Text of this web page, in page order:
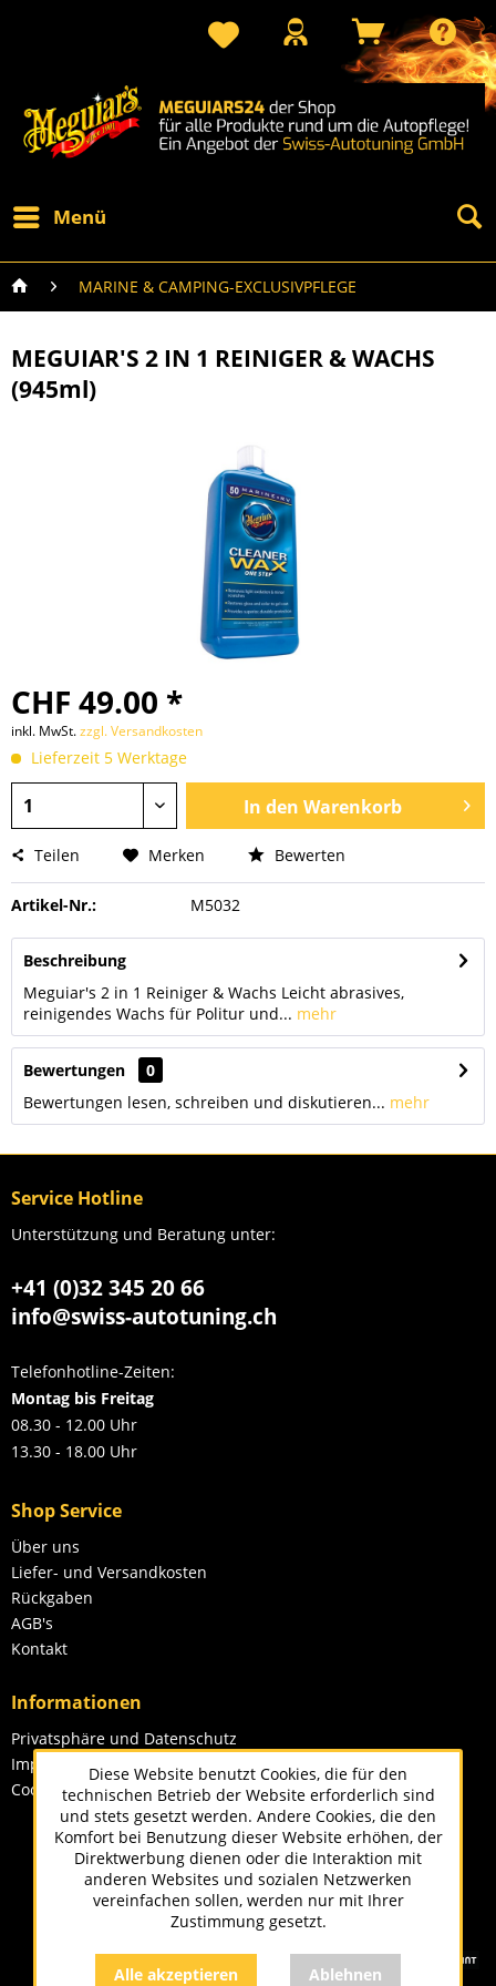
Menü
MARINE & CAMPING-EXCLUSIVPFLEGE
MEGUIAR'S 2 IN 1 REINIGER & WACHS
(945ml)
CHF 49.00 *
inkl. MwSt.zzgl. Versandkosten
Lieferzeit 5 Werktage
In den Warenkorb
Teilen Merken Bewerten
Artikel-Nr.: M5032
Beschreibung
Meguiar's 2 in 1 Reiniger & Wachs Leicht abrasives,
reinigendes Wachs für Politur und... mehr
Bewertungen
0
Bewertungen lesen, schreiben und diskutieren... mehr
Service Hotline
Unterstützung und Beratung unter:
+41 (0)32 345 20 66
info@swiss-autotuning.ch
Telefonhotline-Zeiten:
Montag bis Freitag
08.30 - 12.00 Uhr
13.30 - 18.00 Uhr
Shop Service
Über uns
Liefer- und Versandkosten
Rückgaben
AGB's
Kontakt
Informationen
Privatsphäre und Datenschutz
Impressum
Cookie-Einstellungen
Diese Website benutzt Cookies, die für den
technischen Betrieb der Website erforderlich sind
und stets gesetzt werden. Andere Cookies, die den
Komfort bei Benutzung dieser Website erhöhen, der
Direktwerbung dienen oder die Interaktion mit
anderen Websites und sozialen Netzwerken
vereinfachen sollen, werden nur mit Ihrer
Zustimmung gesetzt.
Alle akzeptieren Ablehnen